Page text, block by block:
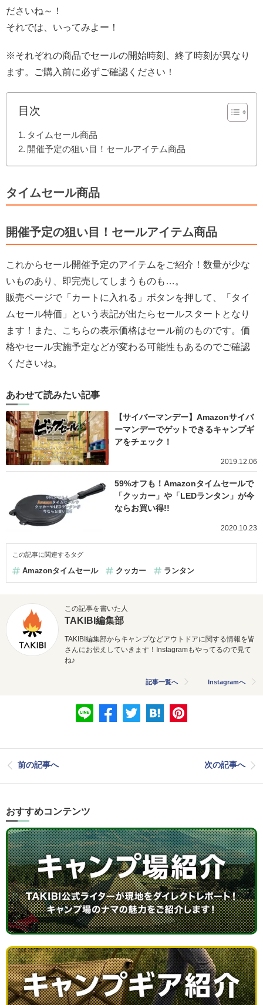
ださいね～！
それでは、いってみよー！
※それぞれの商品でセールの開始時刻、終了時刻が異なり
ます。ご購入前に必ずご確認ください！
目次
タイムセール商品
開催予定の狙い目！セールアイテム商品
タイムセール商品
開催予定の狙い目！セールアイテム商品
これからセール開催予定のアイテムをご紹介！数量が少な
いものあり、即完売してしまうものも…。
販売ページで「カートに入れる」ボタンを押して、「タイ
ムセール特価」という表記が出たらセールスタートとなり
ます！また、こちらの表示価格はセール前のものです。価
格やセール実施予定などが変わる可能性もあるのでご確認
くださいね。
あわせて読みたい記事
【サイバーマンデー】Amazonサイバ
ーマンデーでゲットできるキャンプギ
アをチェック！
2019.12.06
59%オフも！Amazonタイムセールで
「クッカー」や「LEDランタン」が今
ならお買い得!!
2020.10.23
この記事に関連するタグ
Amazonタイムセール クッカー ランタン
この記事を書いた人
TAKIBI編集部
TAKIBI編集部からキャンプなどアウトドアに関する情報を皆
さんにお伝えしていきます！Instagramもやってるので見て
ね♪
記事一覧へ Instagramへ
前の記事へ 次の記事へ
おすすめコンテンツ